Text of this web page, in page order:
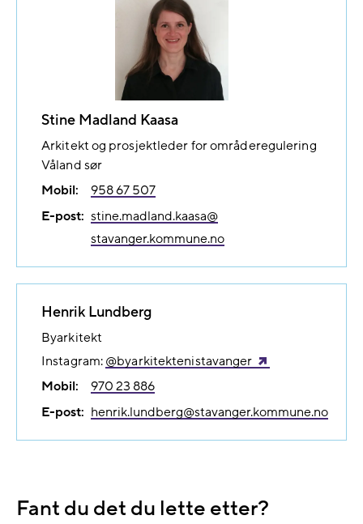
Stine Madland Kaasa
Arkitekt og prosjektleder for områderegulering
Våland sør
Mobil:
958 67 507
E-post: stine.madland.kaasa@​
stavanger.kommune.no
Henrik Lundberg
Byarkitekt
Instagram: @byarkitektenistavanger
Mobil:
970 23 886
E-post: henrik.lundberg@​stavanger.kommune.no
Fant du det du lette etter?